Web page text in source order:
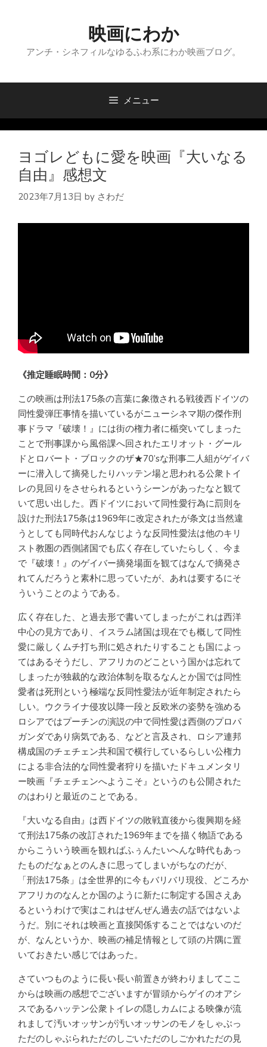
へ
映画にわか
アンチ・シネフィルなゆるふわ系にわか映画ブログ。
メニュー
ヨゴレどもに愛を映画『大いなる
自由』感想文
2023年7月13日 by さわだ
《推定睡眠時間：0分》
この映画は刑法175条の言葉に象徴される戦後西ドイツの
同性愛弾圧事情を描いているがニューシネマ期の傑作刑
事ドラマ『破壊！』には街の権力者に楯突いてしまった
ことで刑事課から風俗課へ回されたエリオット・グール
ドとロバート・ブロックのザ★70’sな刑事二人組がゲイバ
ーに潜入して摘発したりハッテン場と思われる公衆トイ
レの見回りをさせられるというシーンがあったなと観て
いて思い出した。西ドイツにおいて同性愛行為に罰則を
設けた刑法175条は1969年に改定されたが条文は当然違
うとしても同時代おんなじような反同性愛法は他のキリ
スト教圏の西側諸国でも広く存在していたらしく、今ま
で『破壊！』のゲイバー摘発場面を観てはなんで摘発さ
れてんだろうと素朴に思っていたが、あれは要するにそ
ういうことのようである。
広く存在した、と過去形で書いてしまったがこれは西洋
中心の見方であり、イスラム諸国は現在でも概して同性
愛に厳しくムチ打ち刑に処されたりすることも国によっ
てはあるそうだし、アフリカのどこという国かは忘れて
しまったが独裁的な政治体制を取るなんとか国では同性
愛者は死刑という極端な反同性愛法が近年制定されたら
しい。ウクライナ侵攻以降一段と反欧米の姿勢を強める
ロシアではプーチンの演説の中で同性愛は西側のプロパ
ガンダであり病気である、などと言及され、ロシア連邦
構成国のチェチェン共和国で横行しているらしい公権力
による非合法的な同性愛者狩りを描いたドキュメンタリ
ー映画『チェチェンへようこそ』というのも公開された
のはわりと最近のことである。
『大いなる自由』は西ドイツの敗戦直後から復興期を経
て刑法175条の改訂された1969年までを描く物語である
からこういう映画を観ればふぅんたいへんな時代もあっ
たものだなぁとのんきに思ってしまいがちなのだが、
「刑法175条」は全世界的に今もバリバリ現役、どころか
アフリカのなんとか国のように新たに制定する国さえあ
るというわけで実はこれはぜんぜん過去の話ではないよ
うだ。別にそれは映画と直接関係することではないのだ
が、なんというか、映画の補足情報として頭の片隅に置
いておきたい感じではあった。
さていつものように長い長い前置きが終わりましてここ
からは映画の感想でございますが冒頭からゲイのオアシ
スであるハッテン公衆トイレの隠しカムによる映像が流
れまして汚いオッサンが汚いオッサンのモノをしゃぶっ
ただのしゃぶられただのしごいただのしごかれただの見